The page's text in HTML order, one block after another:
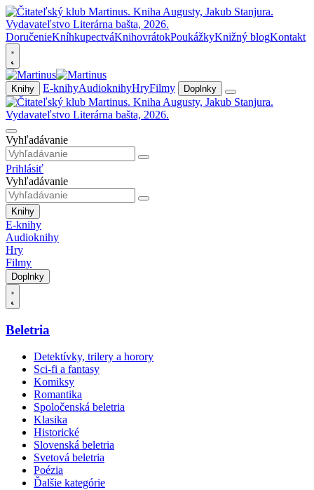
DoručenieKníhkupectváKnihovrátokPoukážkyKnižný blogKontakt
Knihy E-knihyAudioknihyHryFilmy Doplnky
Vyhľadávanie
Prihlásiť
Vyhľadávanie
Knihy
E-knihy
Audioknihy
Hry
Filmy
Doplnky
Beletria
Detektívky, trilery a horory
Sci-fi a fantasy
Komiksy
Romantika
Spoločenská beletria
Klasika
Historické
Slovenská beletria
Svetová beletria
Poézia
Ďalšie kategórie